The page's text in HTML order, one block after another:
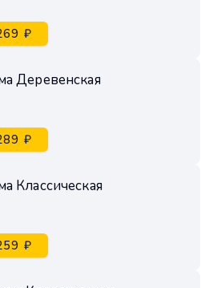
₽
Деревенская
₽
Классическая
₽